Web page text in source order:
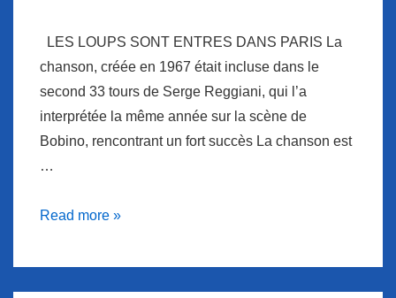
LES LOUPS SONT ENTRES DANS PARIS La
chanson, créée en 1967 était incluse dans le
second 33 tours de Serge Reggiani, qui l’a
interprétée la même année sur la scène de
Bobino, rencontrant un fort succès La chanson est
…
Coup
coeur
musical
Read more »